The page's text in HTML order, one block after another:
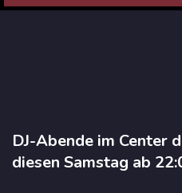
DJ-Abende im Center
diesen Samstag ab